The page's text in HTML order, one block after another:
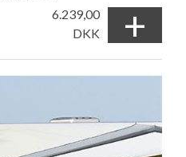
6.239,00
DKK
+